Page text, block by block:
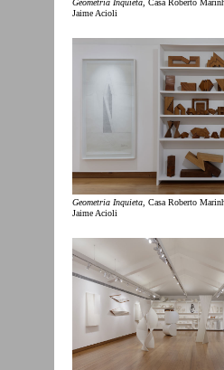
Geometria Inquieta , Casa Roberto
Jaime Acioli
Geometria Inquieta, Casa Roberto
Jaime Acioli